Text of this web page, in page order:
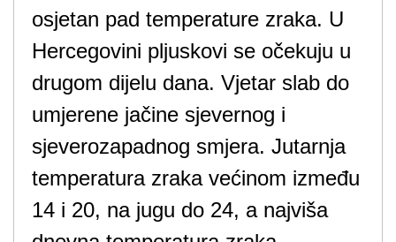
osjetan pad temperature zraka. U
Hercegovini pljuskovi se očekuju u
drugom dijelu dana. Vjetar slab do
umjerene jačine sjevernog i
sjeverozapadnog smjera. Jutarnja
temperatura zraka većinom između
14 i 20, na jugu do 24, a najviša